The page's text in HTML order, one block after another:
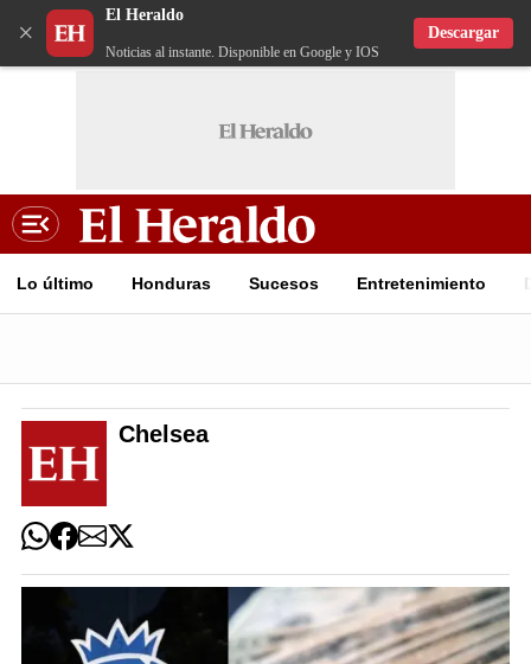
×
El Heraldo
Noticias al instante. Disponible en Google y IOS
Descargar
Lo último Honduras Sucesos Entretenimiento
Chelsea